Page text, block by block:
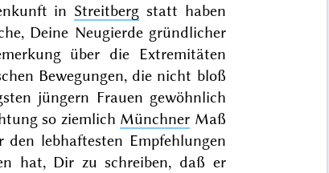
in Streitberg statt haben
Deine Neugierde gründlicher
über die Extremitäten
Bewegungen, die nicht bloß
jüngern Frauen gewöhnlich
so ziemlich Münchner Maß
lebhaftesten Empfehlungen
hat, Dir zu schreiben, daß er